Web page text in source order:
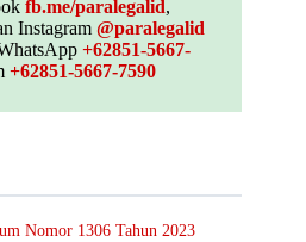
fb.me/paralegalid,
Instagram@paralegalid
+62851-5667-
+62851-5667-7590
Nomor 1306 Tahun 2023